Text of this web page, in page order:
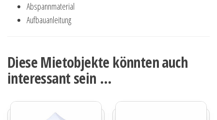
Abspannmaterial
Aufbauanleitung
Diese Mietobjekte könnten auch
interessant sein …